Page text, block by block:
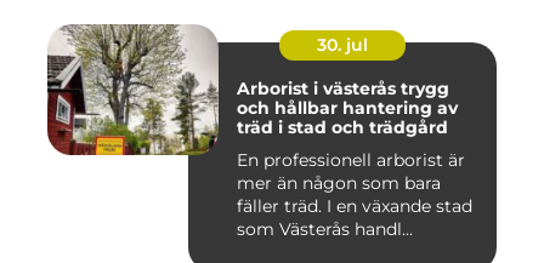
30. jul
Arborist i västerås trygg
och hållbar hantering av
träd i stad och trädgård
En professionell arborist är
mer än någon som bara
fäller träd. I en växande stad
som Västerås handl...